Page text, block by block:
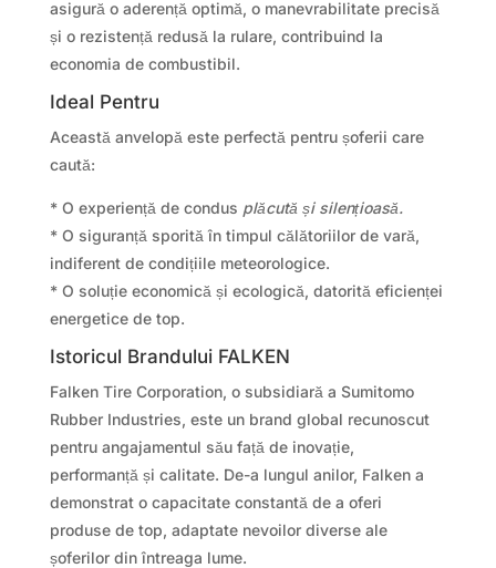
asigură o aderență optimă, o manevrabilitate precisă
și o rezistență redusă la rulare, contribuind la
economia de combustibil.
Ideal Pentru
Această anvelopă este perfectă pentru șoferii care
caută:
* O experiență de condus plăcută și silențioasă.
* O siguranță sporită în timpul călătoriilor de vară,
indiferent de condițiile meteorologice.
* O soluție economică și ecologică, datorită eficienței
energetice de top.
Istoricul Brandului FALKEN
Falken Tire Corporation, o subsidiară a Sumitomo
Rubber Industries, este un brand global recunoscut
pentru angajamentul său față de inovație,
performanță și calitate. De-a lungul anilor, Falken a
demonstrat o capacitate constantă de a oferi
produse de top, adaptate nevoilor diverse ale
șoferilor din întreaga lume.